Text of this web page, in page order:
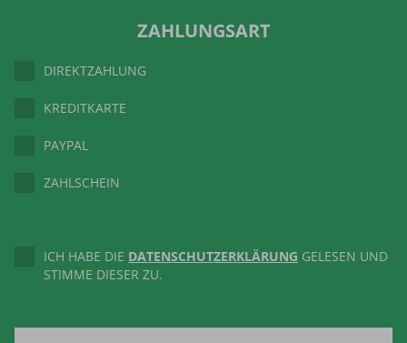
ZAHLUNGSART
DIREKTZAHLUNG
KREDITKARTE
PAYPAL
ZAHLSCHEIN
ICH HABE DIE DATENSCHUTZERKLÄRUNG GELESEN UND
STIMME DIESER ZU.